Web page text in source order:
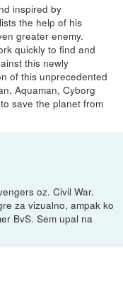
inspired by
the help of his
greater enemy.
quickly to find and
this newly
of this unprecedented
Aquaman, Cyborg
save the planet from
oz. Civil War.
za vizualno, ampak ko
BvS. Sem upal na